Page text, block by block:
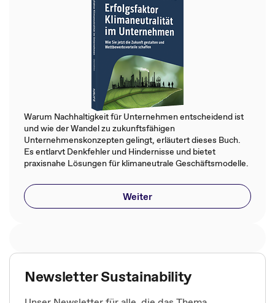
Warum Nachhaltigkeit für Unternehmen entscheidend ist
und wie der Wandel zu zukunftsfähigen
Unternehmenskonzepten gelingt, erläutert dieses Buch.
Es entlarvt Denkfehler und Hindernisse und bietet
praxisnahe Lösungen für klimaneutrale Geschäftsmodelle.
Weiter
Newsletter Sustainability